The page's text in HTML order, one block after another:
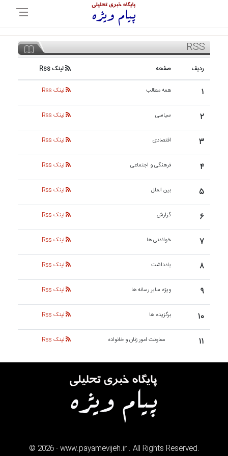
RSS
ردیف صفحه لینک Rss
۱ همه مطالب لینک Rss
۲ سیاسی لینک Rss
۳ اقتصادی لینک Rss
۴ فرهنگی و اجتماعی لینک Rss
۵ بین الملل لینک Rss
۶ گزارش لینک Rss
۷ خواندنی ها لینک Rss
۸ یادداشت لینک Rss
۹ ویژه سایر رسانه ها لینک Rss
۱۰ برگزیده ها لینک Rss
۱۱ معاونت امور زنان و خانواده لینک Rss
© 2026- www.payamevijeh.ir . All Rights Reserved.